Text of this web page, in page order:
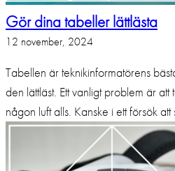
Gör dina tabeller lättlästa
12 november, 2024
Tabellen är teknikinformatörens
den lättläst. Ett vanligt problem är
någon luft alls. Kanske i ett försök